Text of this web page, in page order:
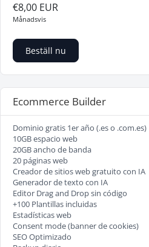
€8,00 EUR
Månadsvis
Beställ nu
Ecommerce Builder
Dominio gratis 1er año (.es o .com.es)
10GB espacio web
20GB ancho de banda
20 páginas web
Creador de sitios web gratuito con IA
Generador de texto con IA
Editor Drag and Drop sin código
+100 Plantillas incluidas
Estadísticas web
Consent mode (banner de cookies)
SEO Optimizado